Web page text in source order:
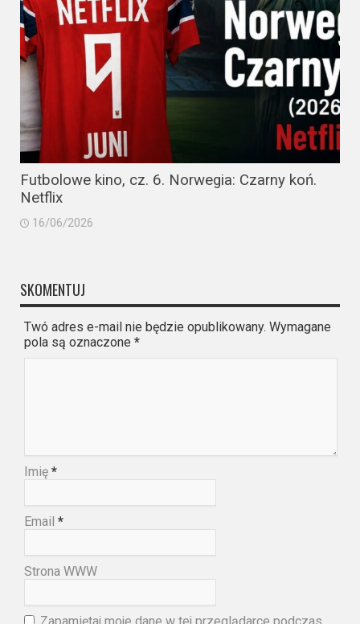
Futbolowe kino, cz. 6. Norwegia: Czarny koń.
Netflix
16/06/2026
SKOMENTUJ
Twó adres e-mail nie będzie opublikowany. Wymagane
pola są oznaczone *
Imię *
Email *
Strona WWW